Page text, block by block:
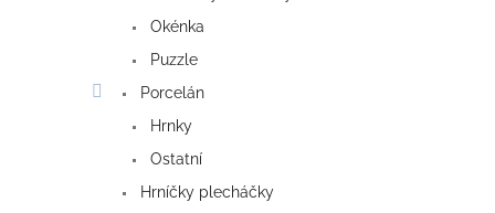
Okénka
Puzzle
Porcelán
Hrnky
Ostatní
Hrníčky plecháčky